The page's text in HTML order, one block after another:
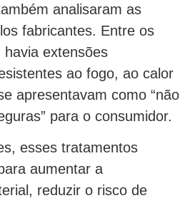
analisaram as
fabricantes. Entre os
extensões
ao fogo, ao calor
apresentavam como “não
para o consumidor.
esses tratamentos
aumentar a
reduzir o risco de